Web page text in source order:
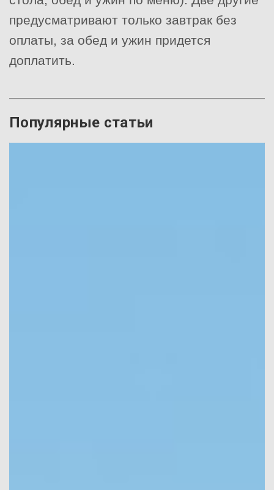
предусматривают только завтрак без
оплаты, за обед и ужин придется
доплатить.
Популярные статьи